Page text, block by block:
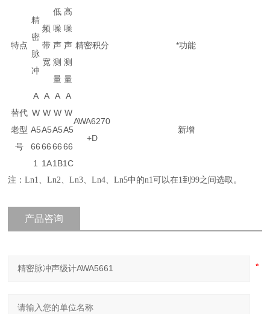
特点
精
密
脉
冲
频
带
宽
低
噪
声
测
量
高
噪
声
测
量
精密积分 *功能
替代
老型
号
A
W
A5
66
1
A
W
A5
66
1A
A
W
A5
66
1B
A
W
A5
66
1C
AWA6270
+D
新增
注：Ln1、Ln2、Ln3、Ln4、Ln5中的n1可以在1到99之间选取。
产品咨询